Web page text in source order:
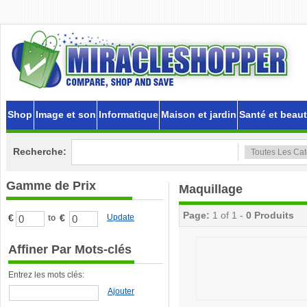
Shop Image et son Informatique Maison et jardin Santé et
Recherche:
Gamme de Prix
€ to € Update
Affiner Par Mots-clés
Entrez les mots clés:
Ajouter
Maquillage
Page: 1 of 1 - 0 Produits